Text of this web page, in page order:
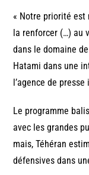
« Notre priorité est
la renforcer (…) au
dans le domaine
Hatami dans une
l’agence de
Le programme
avec les grandes
mais, Téhéran
défensives dans